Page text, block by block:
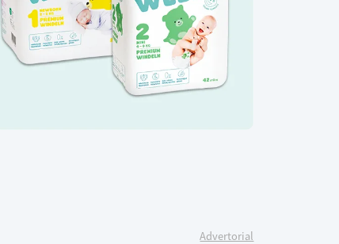
Advertorial